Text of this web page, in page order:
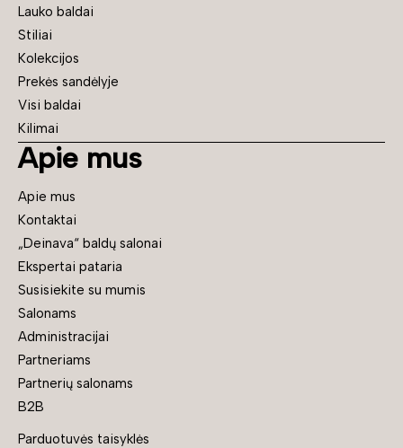
Lauko baldai
Stiliai
Kolekcijos
Prekės sandėlyje
Visi baldai
Kilimai
Apie mus
Apie mus
Kontaktai
„Deinava“ baldų salonai
Ekspertai pataria
Susisiekite su mumis
Salonams
Administracijai
Partneriams
Partnerių salonams
B2B
Parduotuvės taisyklės